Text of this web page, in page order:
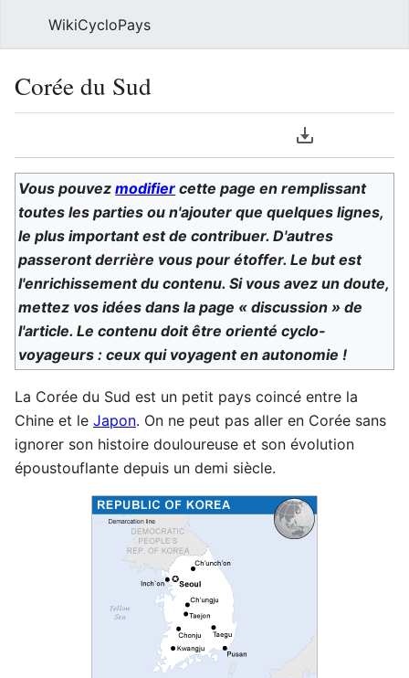
WikiCycloPays
Corée du Sud
Télécharger le
Vous pouvezmodifier cette page en remplissant
toutes les parties ou n'ajouter que quelques lignes,
le plus important est de contribuer. D'autres
passeront derrière vous pour étoffer. Le but est
l'enrichissement du contenu. Si vous avez un doute,
mettez vos idées dans la page « discussion » de
l'article. Le contenu doit être orienté cyclo-
voyageurs : ceux qui voyagent en autonomie !
La Corée du Sud est un petit pays coincé entre la
Chine et le Japon. On ne peut pas aller en Corée sans
ignorer son histoire douloureuse et son évolution
époustouflante depuis un demi siècle.